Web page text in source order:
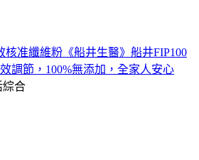
核准纖維粉《船井生醫》船井FIP100
調節，100%無添加，全家人安心
綜合